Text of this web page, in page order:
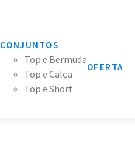
CONJUNTOS
Top e Bermuda
Top e Calça
Top e Short
OFERTA